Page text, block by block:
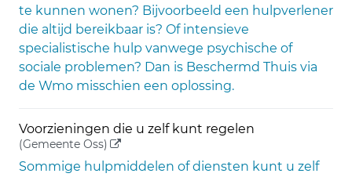
te kunnen wonen? Bijvoorbeeld een hulpverlener
die altijd bereikbaar is? Of intensieve
specialistische hulp vanwege psychische of
sociale problemen? Dan is Beschermd Thuis via
de Wmo misschien een oplossing.
Voorzieningen die u zelf kunt regelen
(Gemeente Oss) (externe link)
Sommige hulpmiddelen of diensten kunt u zelf